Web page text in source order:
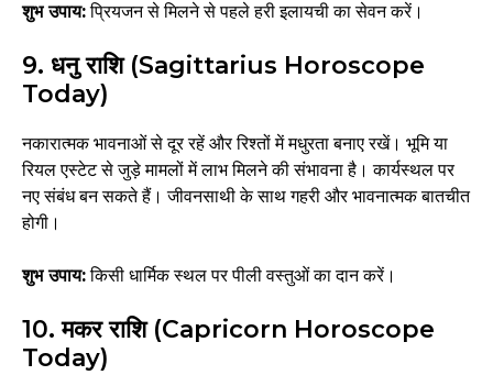
शुभ उपाय:प्रियजन से मिलने से पहले हरी इलायची का सेवन करें।
9. धनु राशि (Sagittarius Horoscope
Today)
नकारात्मक भावनाओं से दूर रहें और रिश्तों में मधुरता बनाए रखें। भूमि या
रियल एस्टेट से जुड़े मामलों में लाभ मिलने की संभावना है। कार्यस्थल पर
नए संबंध बन सकते हैं। जीवनसाथी के साथ गहरी और भावनात्मक बातचीत
होगी।
शुभ उपाय:किसी धार्मिक स्थल पर पीली वस्तुओं का दान करें।
10. मकर राशि (Capricorn Horoscope
Today)